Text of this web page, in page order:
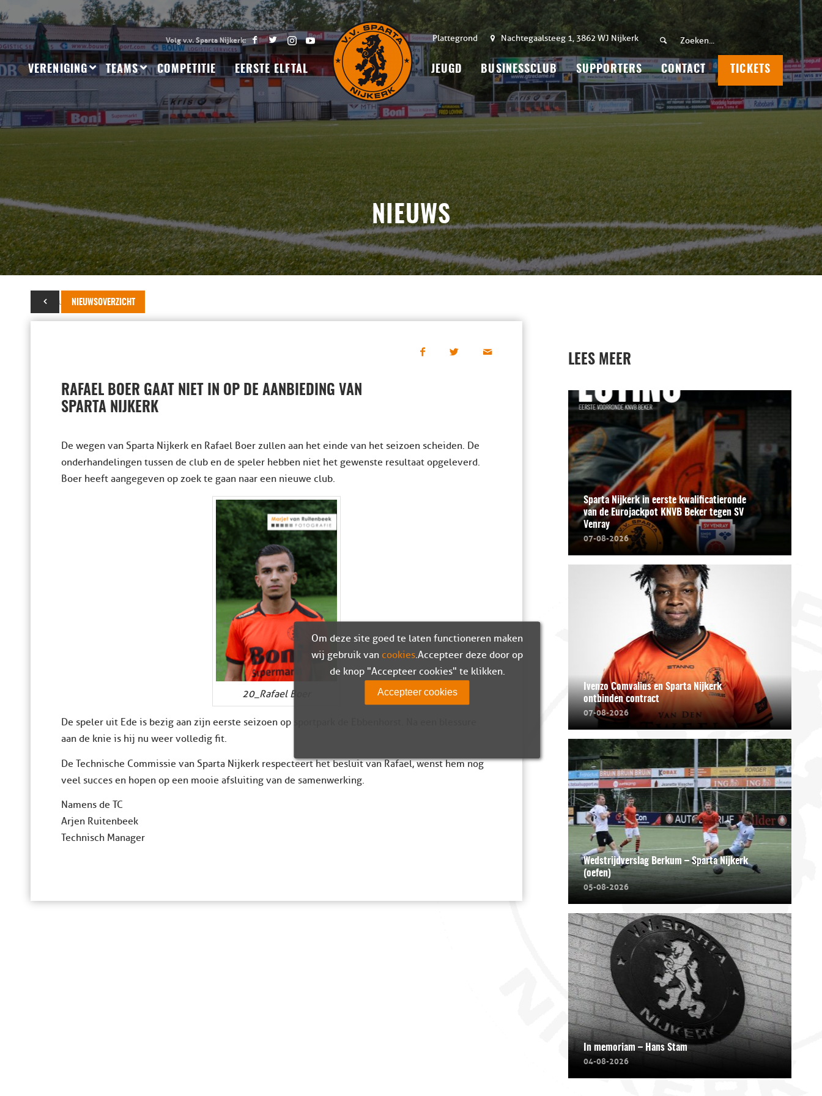
Plattegrond Nachtegaalsteeg 1, 3862 WJ Nijkerk
VERENIGING TEAMS COMPETITIE EERSTE ELFTAL JEUGD BUSINESSCLUB SUPPORTERS CONTACT TICKETS
NIEUWS
NIEUWSOVERZICHT
15 februari 2018
RAFAEL BOER GAAT NIET IN OP DE AANBIEDING VAN
SPARTA NIJKERK
De wegen van Sparta Nijkerk en Rafael Boer zullen aan het einde van het seizoen scheiden. De
onderhandelingen tussen de club en de speler hebben niet het gewenste resultaat opgeleverd.
Boer heeft aangegeven op zoek te gaan naar een nieuwe club.
20_Rafael Boer
De speler uit Ede is bezig aan zijn eerste seizoen op sportpark de Ebbenhorst. Na een blessure
aan de knie is hij nu weer volledig fit.
De Technische Commissie van Sparta Nijkerk respecteert het besluit van Rafael, wenst hem nog
veel succes en hopen op een mooie afsluiting van de samenwerking.
Namens de TC
Arjen Ruitenbeek
Technisch Manager
LEES MEER
Sparta Nijkerk in eerste kwalificatieronde
van de Eurojackpot KNVB Beker tegen SV
Venray
07-08-2026
Ivenzo Comvalius en Sparta Nijkerk
ontbinden contract
07-08-2026
Wedstrijdverslag Berkum – Sparta Nijkerk
(oefen)
05-08-2026
In memoriam – Hans Stam
04-08-2026
Om deze site goed te laten functioneren maken
wij gebruik van cookies. Accepteer deze door op
de knop "Accepteer cookies" te klikken.
Accepteer cookies